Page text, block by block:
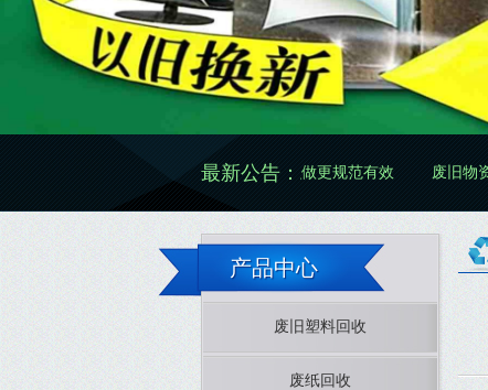
最新公告：
废旧物资再生怎么做更规范有效 废旧物资价格怎么看
产品中心
废旧塑料回收
废纸回收